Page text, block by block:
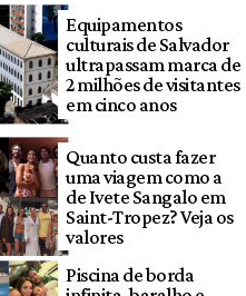
Equipamentos
culturais de Salvador
ultrapassam marca de
2 milhões de visitantes
em cinco anos
Quanto custa fazer
uma viagem como a
de Ivete Sangalo em
Saint-Tropez? Veja os
valores
Piscina de borda